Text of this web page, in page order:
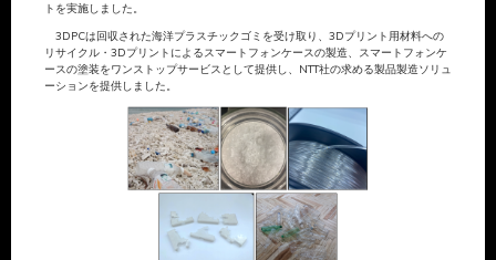
トを実施しました。
3DPCは回収された海洋プラスチックゴミを受け取り、3Dプリント用材料への
リサイクル・3Dプリントによるスマートフォンケースの製造、スマートフォンケ
ースの塗装をワンストップサービスとして提供し、NTT社の求める製品製造ソリュ
ーションを提供しました。